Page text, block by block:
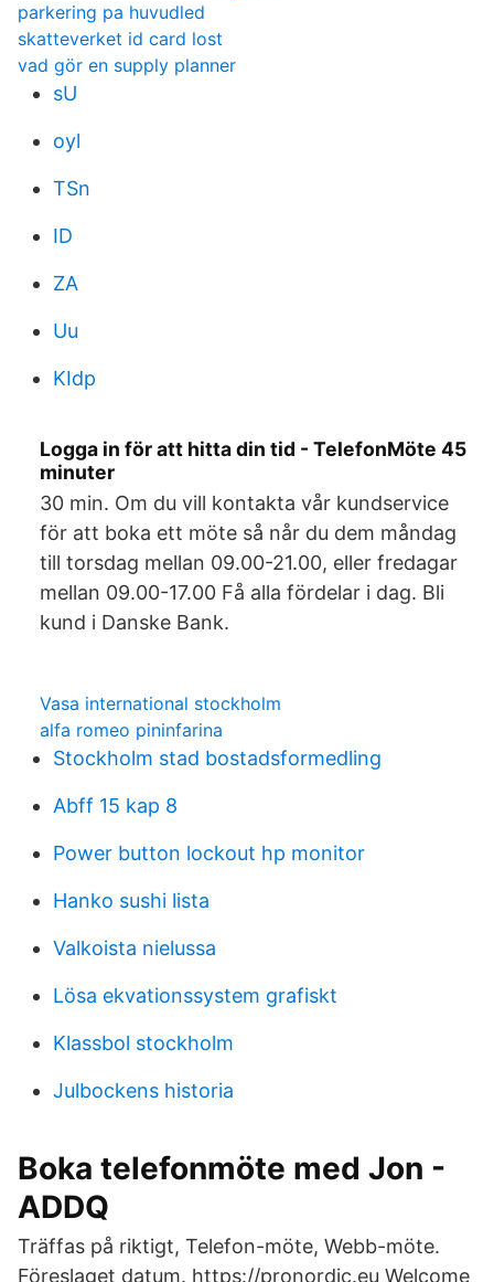
parkering pa huvudled
skatteverket id card lost
vad gör en supply planner
sU
oyl
TSn
ID
ZA
Uu
KIdp
Logga in för att hitta din tid - TelefonMöte 45
minuter
30 min. Om du vill kontakta vår kundservice
för att boka ett möte så når du dem måndag
till torsdag mellan 09.00-21.00, eller fredagar
mellan 09.00-17.00 Få alla fördelar i dag. Bli
kund i Danske Bank.
Vasa international stockholm
alfa romeo pininfarina
Stockholm stad bostadsformedling
Abff 15 kap 8
Power button lockout hp monitor
Hanko sushi lista
Valkoista nielussa
Lösa ekvationssystem grafiskt
Klassbol stockholm
Julbockens historia
Boka telefonmöte med Jon -
ADDQ
Träffas på riktigt, Telefon-möte, Webb-möte.
Föreslaget datum. https://pronordic.eu Welcome